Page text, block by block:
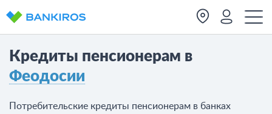
Кредиты пенсионерам в
Феодосии
Потребительские кредиты пенсионерам в банках